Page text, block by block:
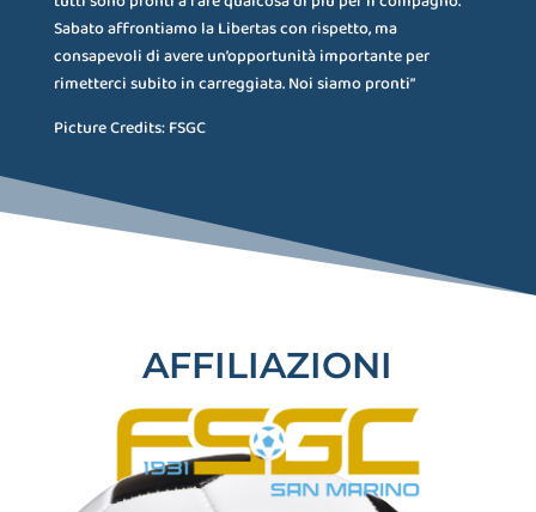
Sabato affrontiamo la Libertas con rispetto, ma
consapevoli di avere un’opportunità importante per
rimetterci subito in carreggiata. Noi siamo pronti”
Picture Credits: FSGC
AFFILIAZIONI